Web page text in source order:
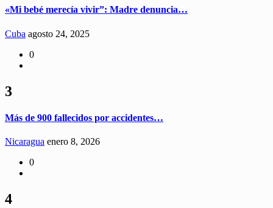
«Mi bebé merecía vivir”: Madre denuncia…
Cuba agosto 24, 2025
0
3
Más de 900 fallecidos por accidentes…
Nicaragua enero 8, 2026
0
4